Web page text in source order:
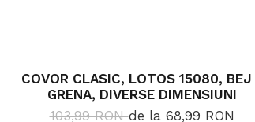
COVOR CLASIC, LOTOS 15080,
GRENA, DIVERSE DIMENSIUNI
103,99 RONde la 68,99 RON